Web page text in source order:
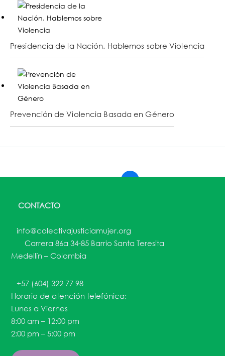
Presidencia de la Nación. Hablemos sobre Violencia
Prevención de Violencia Basada en Género
← 1 2 3 4 5 6 7 →
CONTACTO
info@colectivajusticiamujer.org
Carrera 86a 34-85 Barrio Santa Teresita
Medellín – Colombia
+57 (604) 322 77 98
Horario de atención telefónica:
Lunes a Viernes
8:00 am – 12:00 pm
2:00 pm – 5:00 pm